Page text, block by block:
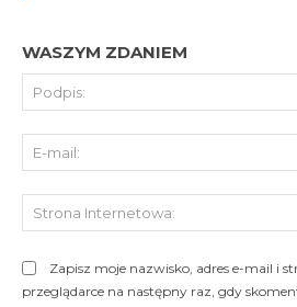
WASZYM ZDANIEM
Zapisz moje nazwisko, adres e-mail i
przeglądarce na następny raz, gdy